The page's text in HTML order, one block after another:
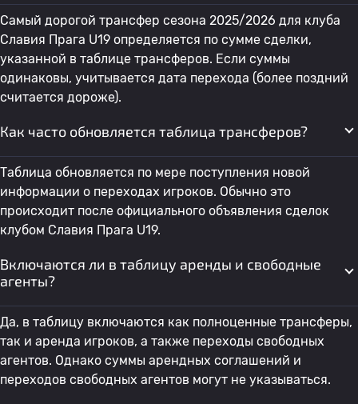
Самый дорогой трансфер сезона 2025/2026 для клуба
Славия Прага U19 определяется по сумме сделки,
указанной в таблице трансферов. Если суммы
одинаковы, учитывается дата перехода (более поздний
считается дороже).
Как часто обновляется таблица трансферов?
Таблица обновляется по мере поступления новой
информации о переходах игроков. Обычно это
происходит после официального объявления сделок
клубом Славия Прага U19.
Включаются ли в таблицу аренды и свободные
агенты?
Да, в таблицу включаются как полноценные трансферы,
так и аренда игроков, а также переходы свободных
агентов. Однако суммы арендных соглашений и
переходов свободных агентов могут не указываться.